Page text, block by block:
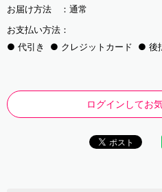
お届け方法 ： 通常
お支払い方法：
代引き
クレジットカード 後
ログインしてお